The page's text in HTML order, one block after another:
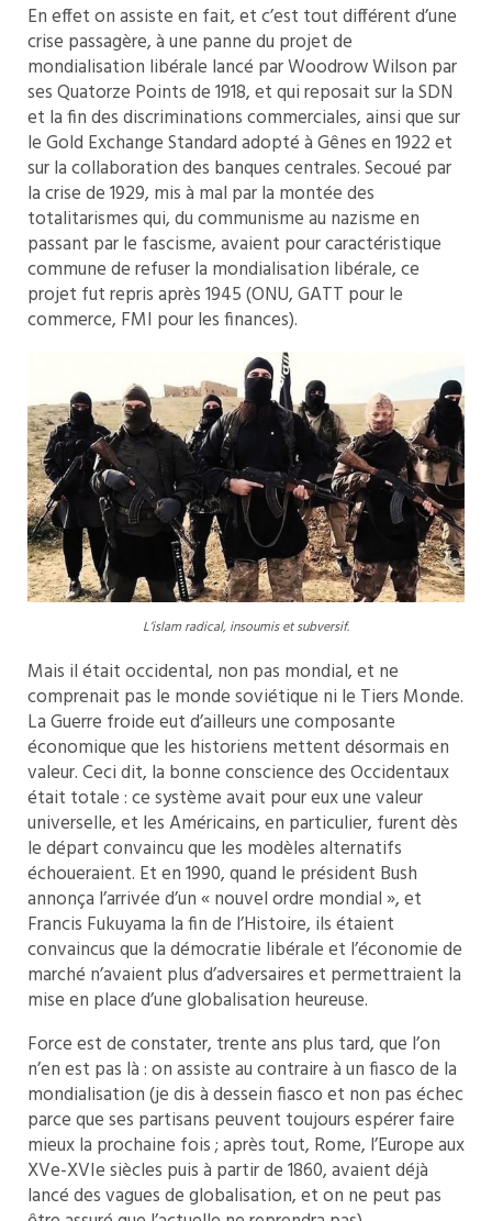
En effet on assiste en fait, et c’est tout différent d’une
crise passagère, à une panne du projet de
mondialisation libérale lancé par Woodrow Wilson par
ses Quatorze Points de 1918, et qui reposait sur la SDN
et la fin des discriminations commerciales, ainsi que sur
le Gold Exchange Standard adopté à Gênes en 1922 et
sur la collaboration des banques centrales. Secoué par
la crise de 1929, mis à mal par la montée des
totalitarismes qui, du communisme au nazisme en
passant par le fascisme, avaient pour caractéristique
commune de refuser la mondialisation libérale, ce
projet fut repris après 1945 (ONU, GATT pour le
commerce, FMI pour les finances).
L’islam radical, insoumis et subversif.
Mais il était occidental, non pas mondial, et ne
comprenait pas le monde soviétique ni le Tiers Monde.
La Guerre froide eut d’ailleurs une composante
économique que les historiens mettent désormais en
valeur. Ceci dit, la bonne conscience des Occidentaux
était totale : ce système avait pour eux une valeur
universelle, et les Américains, en particulier, furent dès
le départ convaincu que les modèles alternatifs
échoueraient. Et en 1990, quand le président Bush
annonça l’arrivée d’un « nouvel ordre mondial », et
Francis Fukuyama la fin de l’Histoire, ils étaient
convaincus que la démocratie libérale et l’économie de
marché n’avaient plus d’adversaires et permettraient la
mise en place d’une globalisation heureuse.
Force est de constater, trente ans plus tard, que l’on
n’en est pas là : on assiste au contraire à un fiasco de la
mondialisation (je dis à dessein fiasco et non pas échec
parce que ses partisans peuvent toujours espérer faire
mieux la prochaine fois ; après tout, Rome, l’Europe aux
XVe-XVIe siècles puis à partir de 1860, avaient déjà
lancé des vagues de globalisation, et on ne peut pas